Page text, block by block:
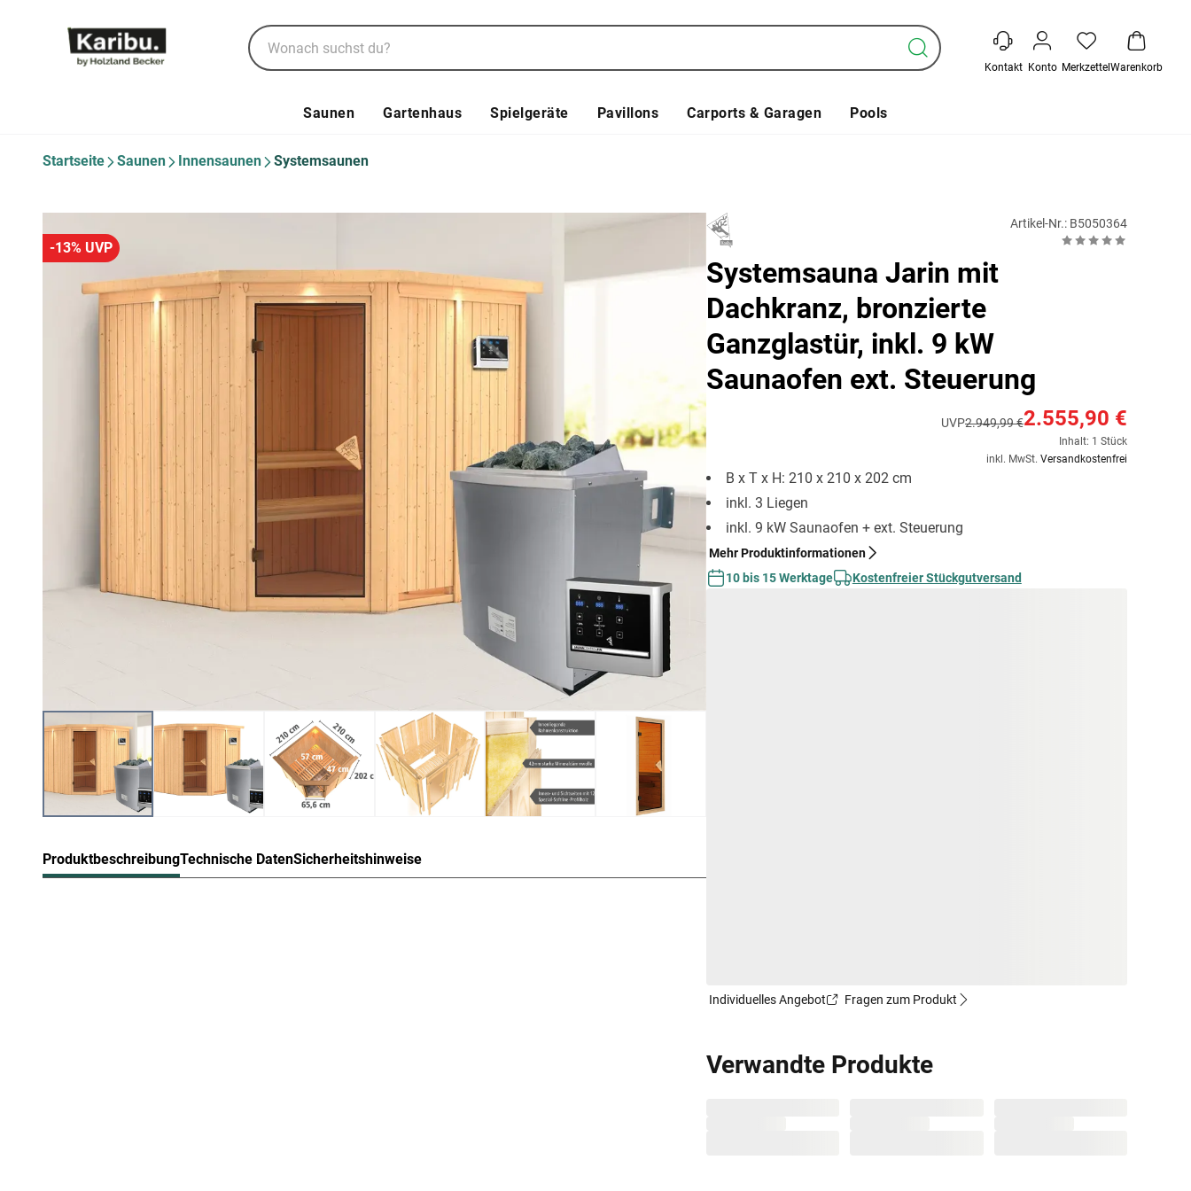
Kontakt Konto Merkzettel Warenkorb
Saunen Gartenhaus Spielgeräte Pavillons Carports & Garagen Pools
Startseite Saunen Innensaunen Systemsaunen
-13% UVP
ProduktbeschreibungTechnische DatenSicherheitshinweise
Artikel-Nr.: B5050364
Systemsauna Jarin mit
Dachkranz, bronzierte
Ganzglastür, inkl. 9 kW
Saunaofen ext. Steuerung
UVP2.949,99 €2.555,90 €
Inhalt: 1 Stück
inkl. MwSt. Versandkostenfrei
B x T x H: 210 x 210 x 202 cm
inkl. 3 Liegen
inkl. 9 kW Saunaofen + ext. Steuerung
Mehr Produktinformationen
10 bis 15 Werktage
Kostenfreier Stückgutversand
Individuelles Angebot Fragen zum Produkt
Verwandte Produkte